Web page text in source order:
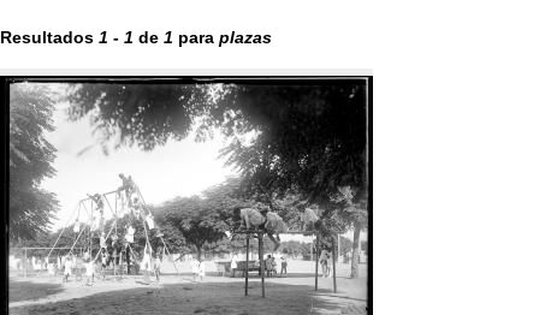
Resultados 1 - 1 de 1 para plazas